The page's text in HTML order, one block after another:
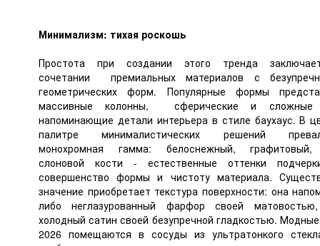
Минимализм: тихая роскошь
Простота при создании этого тренда
сочетании премиальных материалов с
геометрических форм. Популярные формы
массивные колонны, сферические и сложные
напоминающие детали интерьера в стиле баухаус. В
палитре минималистических решений
монохромная гамма: белоснежный,
слоновой кости - естественные оттенки
совершенство формы и чистоту материала.
значение приобретает текстура поверхности: она
либо неглазурованный фарфор своей
холодный сатин своей безупречной гладкостью.
2026 помещаются в сосуды из ультратонкого